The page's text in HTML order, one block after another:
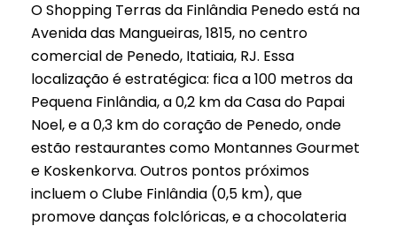
O Shopping Terras da Finlândia Penedo está na
Avenida das Mangueiras, 1815, no centro
comercial de Penedo, Itatiaia, RJ. Essa
localização é estratégica: fica a 100 metros da
Pequena Finlândia, a 0,2 km da Casa do Papai
Noel, e a 0,3 km do coração de Penedo, onde
estão restaurantes como Montannes Gourmet
e Koskenkorva. Outros pontos próximos
incluem o Clube Finlândia (0,5 km), que
promove danças folclóricas, e a chocolateria